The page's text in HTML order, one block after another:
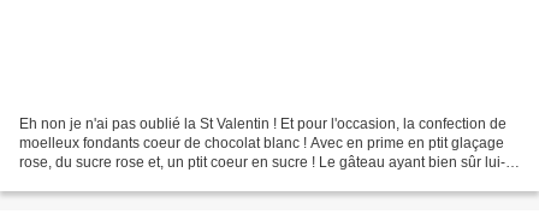
Eh non je n'ai pas oublié la St Valentin ! Et pour l'occasion, la confection de
moelleux fondants coeur de chocolat blanc ! Avec en prime en ptit glaçage
rose, du sucre rose et, un ptit coeur en sucre ! Le gâteau ayant bien sûr lui-